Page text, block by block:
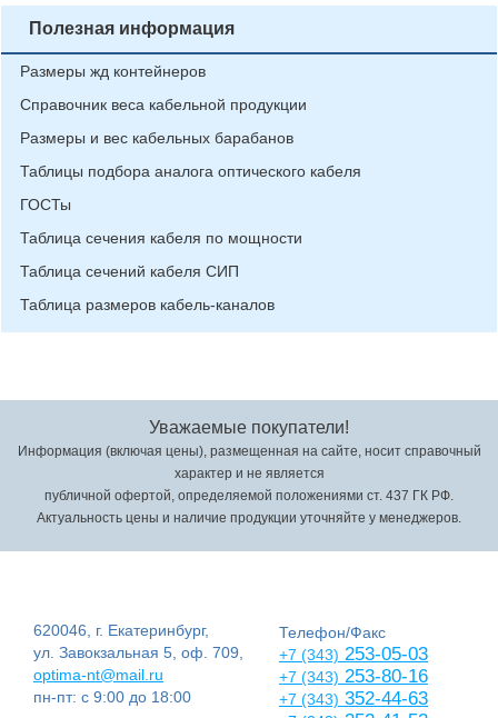
Полезная информация
Размеры жд контейнеров
Справочник веса кабельной продукции
Размеры и вес кабельных барабанов
Таблицы подбора аналога оптического кабеля
ГОСТы
Таблица сечения кабеля по мощности
Таблица сечений кабеля СИП
Таблица размеров кабель-каналов
Уважаемые покупатели!
Информация (включая цены), размещенная на сайте, носит справочный
характер и не является
публичной офертой, определяемой положениями ст. 437 ГК РФ.
Актуальность цены и наличие продукции уточняйте у менеджеров.
620046, г. Екатеринбург,
ул. Завокзальная 5, оф. 709,
optima-nt@mail.ru
пн-пт: с 9:00 до 18:00
Телефон/Факс
+7 (343) 253-05-03
+7 (343) 253-80-16
+7 (343) 352-44-63